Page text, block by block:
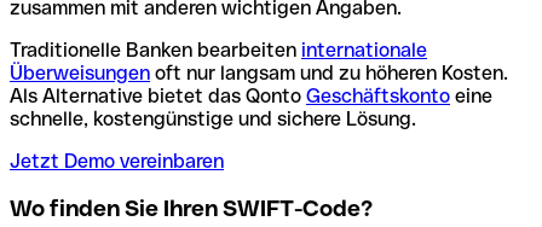
zusammen mit anderen wichtigen Angaben.
Traditionelle Banken bearbeiten internationale
Überweisungen oft nur langsam und zu höheren Kosten.
Als Alternative bietet das Qonto Geschäftskonto eine
schnelle, kostengünstige und sichere Lösung.
Jetzt Demo vereinbaren
Wo finden Sie Ihren SWIFT-Code?